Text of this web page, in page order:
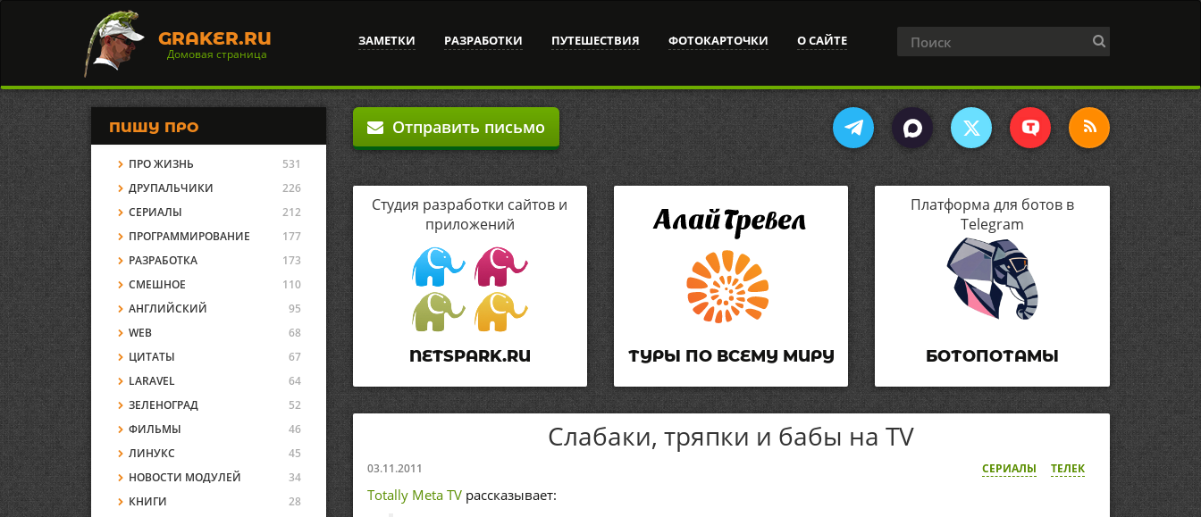
GRAKER.RU
Домовая страница
ЗАМЕТКИ РАЗРАБОТКИ ПУТЕШЕСТВИЯ ФОТОКАРТОЧКИ О САЙТЕ
Отправить письмо
Студия разработки сайтов и
приложений
NETSPARK.RU ТУРЫ ПО ВСЕМУ МИРУ
Платформа для ботов в
Telegram
БОТОПОТАМЫ
Слабаки, тряпки и бабы на TV
03.11.2011 СЕРИАЛЫ ТЕЛЕК
Totally Meta TVрассказывает:
ПИШУ ПРО
ПРО ЖИЗНЬ
531
ДРУПАЛЬЧИКИ
226
СЕРИАЛЫ
212
ПРОГРАММИРОВАНИЕ
177
РАЗРАБОТКА
173
СМЕШНОЕ
110
АНГЛИЙСКИЙ
95
WEB
68
ЦИТАТЫ
67
LARAVEL
64
ЗЕЛЕНОГРАД
52
ФИЛЬМЫ
46
ЛИНУКС
45
НОВОСТИ МОДУЛЕЙ
34
КНИГИ
28